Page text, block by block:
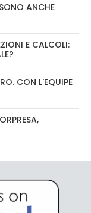
ANCHE
E CALCOLI:
CON L'EQUIPE